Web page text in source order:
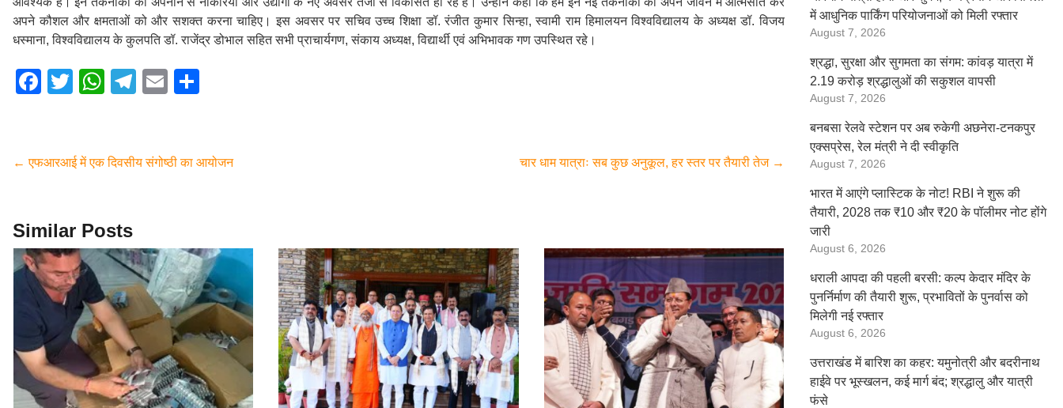
अपने कौशल और क्षमताओं को और सशक्त करना चाहिए। इस अवसर पर सचिव उच्च शिक्षा डॉ. रंजीत कुमार सिन्हा, स्वामी राम हिमालयन विश्वविद्यालय के अध्यक्ष डॉ. विजय
धस्माना, विश्वविद्यालय के कुलपति डॉ. राजेंद्र डोभाल सहित सभी प्राचार्यगण, संकाय अध्यक्ष, विद्यार्थी एवं अभिभावक गण उपस्थित रहे।
F
e
o
k
T
er
W
s
p
T
gr
E
e
← एफआरआई में एक दिवसीय संगोष्ठी का आयोजन चार धाम यात्राः सब कुछ अनुकूल, हर स्तर पर तैयारी तेज →
Similar Posts
में आधुनिक पार्किंग परियोजनाओं को मिली रफ्तार
August 7, 2026
श्रद्धा, सुरक्षा और सुगमता का संगम: कांवड़ यात्रा में
2.19 करोड़ श्रद्धालुओं की सकुशल वापसी
August 7, 2026
बनबसा रेलवे स्टेशन पर अब रुकेगी अछनेरा-टनकपुर
एक्सप्रेस, रेल मंत्री ने दी स्वीकृति
August 7, 2026
भारत में आएंगे प्लास्टिक के नोट! RBI ने शुरू की
तैयारी, 2028 तक ₹10 और ₹20 के पॉलीमर नोट होंगे
जारी
August 6, 2026
धराली आपदा की पहली बरसी: कल्प केदार मंदिर के
पुनर्निर्माण की तैयारी शुरू, प्रभावितों के पुनर्वास को
मिलेगी नई रफ्तार
August 6, 2026
उत्तराखंड में बारिश का कहर: यमुनोत्री और बदरीनाथ
हाईवे पर भूस्खलन, कई मार्ग बंद; श्रद्धालु और यात्री
फंसे